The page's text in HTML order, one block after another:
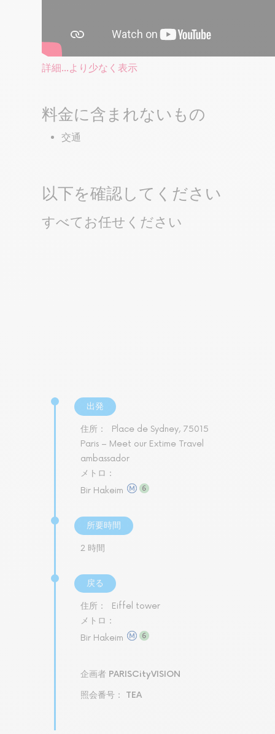
詳細...より少なく表示
料金に含まれないもの
交通
以下を確認してください
すべてお任せください
出発
住所：
Place de Sydney, 75015
Paris – Meet our Extime Travel
ambassador
メトロ：
Bir Hakeim
所要時間
2 時間
戻る
住所：
Eiffel tower
メトロ：
Bir Hakeim
企画者 PARISCityVISION
照会番号： TEA